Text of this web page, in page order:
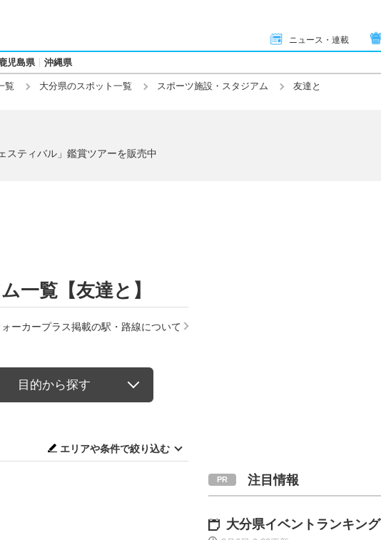
ニュース・連載
児島県 沖縄県
覧 大分県のスポット一覧 スポーツ施設・スタジアム 友達と
スティバル」鑑賞ツアーを販売中
一覧【友達と】
ォーカープラス掲載の駅・路線について
目的から探す
エリアや条件で絞り込む
注目情報
大分県イベントランキング